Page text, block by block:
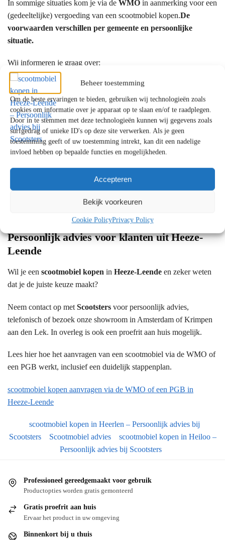
Beheer toestemming
Om de beste ervaringen te bieden, gebruiken wij technologieën zoals
cookies om informatie over je apparaat op te slaan en/of te raadplegen.
Door in te stemmen met deze technologieën kunnen wij gegevens zoals
surfgedrag of unieke ID's op deze site verwerken. Als je geen
toestemming geeft of uw toestemming intrekt, kan dit een nadelige
invloed hebben op bepaalde functies en mogelijkheden.
Accepteren
Bekijk voorkeuren
Cookie PolicyPrivacy Policy
In sommige situaties kom je via de WMO in aanmerking voor een
(gedeeltelijke) vergoeding van een scootmobiel kopen.De
voorwaarden verschillen per gemeente en persoonlijke
situatie.
Wij informeren je graag over:
de mogelijkheden binnen de WMO
een eventuele eigen bijdrage
alternatieven als je aanvraag wordt afgewezen
Waarom kiezen klanten uit Heeze-Leende
voor Scootsters?
✔ Persoonlijk en eerlijk advies
✔ Showrooms met uitgebreide proefritmogelijkheden
✔ Uitgebreide ervaring met mobiliteitsoplossingen
Persoonlijk advies voor klanten uit Heeze-
Leende
Wil je een scootmobiel kopen in Heeze-Leende en zeker weten
dat je de juiste keuze maakt?
Neem contact op met Scootsters voor persoonlijk advies,
telefonisch of bezoek onze showroom in Amsterdam of Krimpen
aan den Lek. In overleg is ook een proefrit aan huis mogelijk.
Lees hier hoe het aanvragen van een scootmobiel via de WMO of
een PGB werkt, inclusief een duidelijk stappenplan.
scootmobiel kopen aanvragen via de WMO of een PGB in
Heeze-Leende
scootmobiel kopen in Heerlen – Persoonlijk advies bij
Scootsters
Scootmobiel advies
scootmobiel kopen in Heiloo –
Persoonlijk advies bij Scootsters
Professioneel gereedgemaakt voor gebruik
Productopties worden gratis gemonteerd
Gratis proefrit aan huis
Ervaar het product in uw omgeving
Binnenkort bij u thuis